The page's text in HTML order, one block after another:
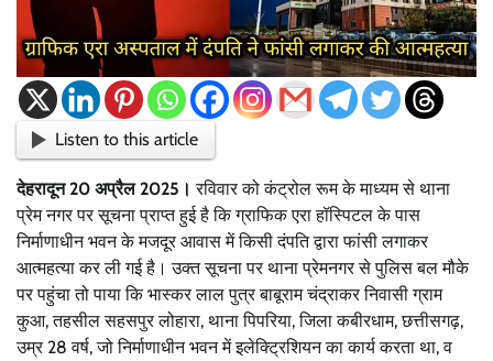
Listen to this article
देहरादून 20 अप्रैल 2025। रविवार को कंट्रोल रूम के माध्यम से थाना
प्रेम नगर पर सूचना प्राप्त हुई है कि ग्राफिक एरा हॉस्पिटल के पास
निर्माणाधीन भवन के मजदूर आवास में किसी दंपति द्वारा फांसी लगाकर
आत्महत्या कर ली गई है। उक्त सूचना पर थाना प्रेमनगर से पुलिस बल मौके
पर पहुंचा तो पाया कि भास्कर लाल पुत्र बाबूराम चंद्राकर निवासी ग्राम
कुआ, तहसील सहसपुर लोहारा, थाना पिपरिया, जिला कबीरधाम, छत्तीसगढ़,
उम्र 28 वर्ष, जो निर्माणाधीन भवन में इलेक्ट्रिशियन का कार्य करता था, व